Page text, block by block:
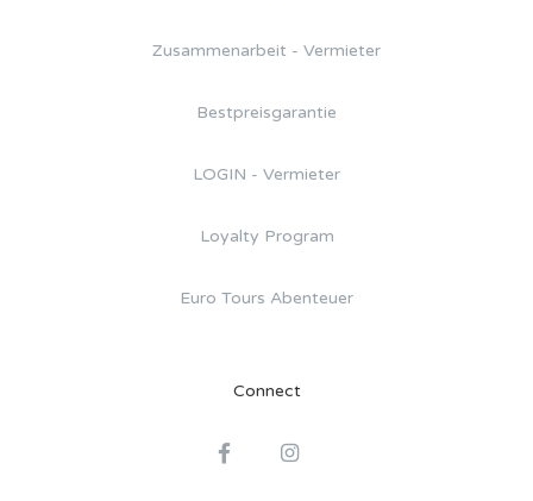
Zusammenarbeit - Vermieter
Bestpreisgarantie
LOGIN - Vermieter
Loyalty Program
Euro Tours Abenteuer
Connect